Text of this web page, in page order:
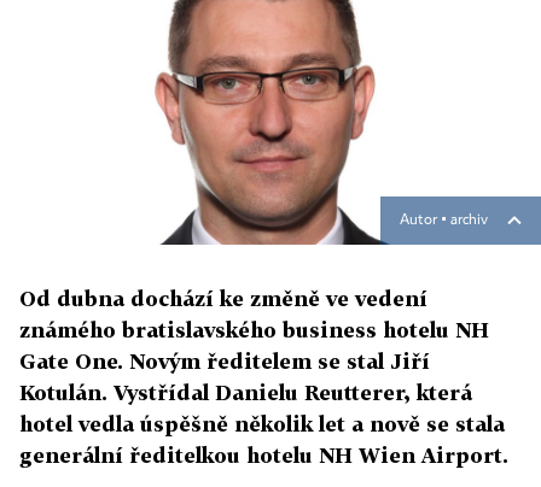
Autor ▪ archiv
Od dubna dochází ke změně ve vedení
známého bratislavského business hotelu NH
Gate One. Novým ředitelem se stal Jiří
Kotulán. Vystřídal Danielu Reutterer, která
hotel vedla úspěšně několik let a nově se stala
generální ředitelkou hotelu NH Wien Airport.